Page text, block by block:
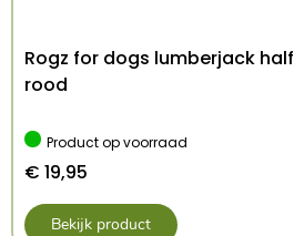
Rogz for dogs lumberjack
rood
Product op voorraad
€ 19,95
Bekijk product